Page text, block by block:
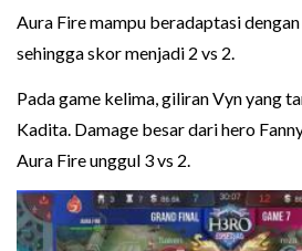
Aura Fire mampu beradaptasi
sehingga skor menjadi 2 vs 2.
Pada game kelima, giliran Vyn yang
Kadita. Damage besar dari hero
Aura Fire unggul 3 vs 2.